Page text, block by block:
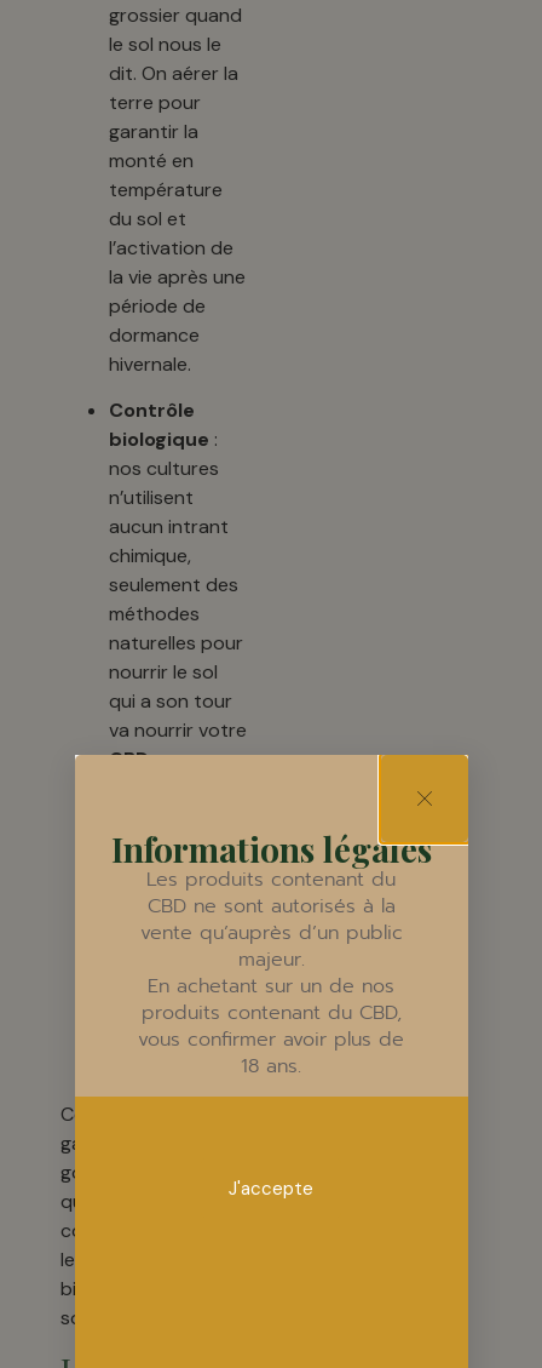
grossier quand
le sol nous le
dit. On aérer la
terre pour
garantir la
monté en
température
du sol et
l’activation de
la vie après une
période de
dormance
hivernale.
Contrôle
biologique :
nos cultures
n’utilisent
aucun intrant
chimique,
seulement des
méthodes
naturelles pour
nourrir le sol
qui a son tour
va nourrir votre
CBD.
transformation
: la plante est
récoltée à
maturité
optimale et
transformée
dans nos
locaux, sans
Cette traçabilité
garantit que chaque
goutte d’
que vous
consommez reflète
le travail du sol, la
biodiversité et le
soin du producteur.
Informations légales
Les produits contenant du
CBD ne sont autorisés à la
vente qu’auprès d’un public
majeur.
En achetant sur un de nos
produits contenant du CBD,
vous confirmer avoir plus de
18 ans.
J'accepte